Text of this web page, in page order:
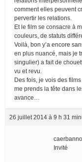
comment elles peuvent
pervertir les relations.
Et le film se consacre à
couleurs, de statuts
Voilà, bon y’a encore
en plus nuancé, mais je
singulier) a fait de
vu et revu.
Des fois, je vois des
me prends la tête dans
avance…
26 juillet 2014 à 9 h 31 min
Invité